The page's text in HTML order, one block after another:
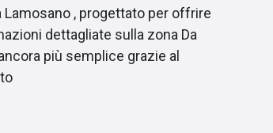
, progettato per offrire
dettagliate sulla zona Da
più semplice grazie al